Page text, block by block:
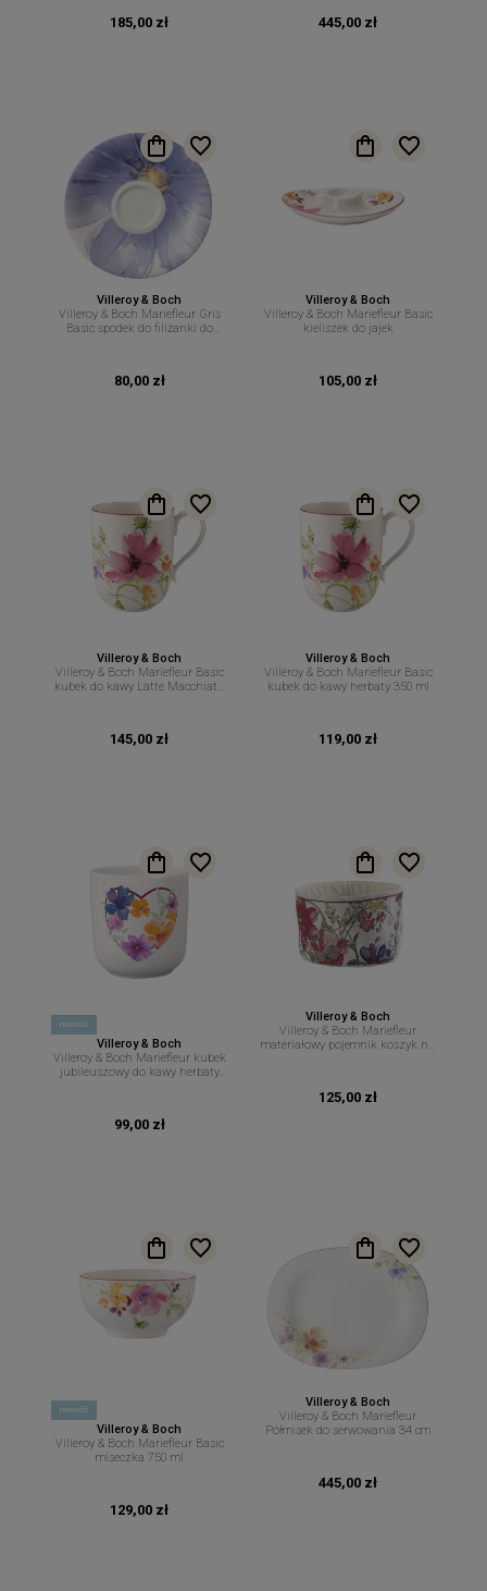
185,00 zł 445,00 zł
Villeroy & Boch
Villeroy & Boch Mariefleur Gris
Basic spodek do filiżanki do
80,00 zł
Villeroy & Boch
Villeroy & Boch Mariefleur Basic
kieliszek do jajek
105,00 zł
Villeroy & Boch
Villeroy & Boch Mariefleur Basic
kubek do kawy Latte Macchiato
145,00 zł
Villeroy & Boch
Villeroy & Boch Mariefleur Basic
kubek do kawy herbaty 350 ml
119,00 zł
nowość
Villeroy & Boch
Villeroy & Boch Mariefleur kubek
jubileuszowy do kawy herbaty
99,00 zł
Villeroy & Boch
Villeroy & Boch Mariefleur
materiałowy pojemnik koszyk na
125,00 zł
nowość
Villeroy & Boch
Villeroy & Boch Mariefleur Basic
miseczka 750 ml
129,00 zł
Villeroy & Boch
Villeroy & Boch Mariefleur
Półmisek do serwowania 34 cm
445,00 zł